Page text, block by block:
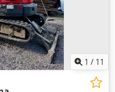
1 / 11